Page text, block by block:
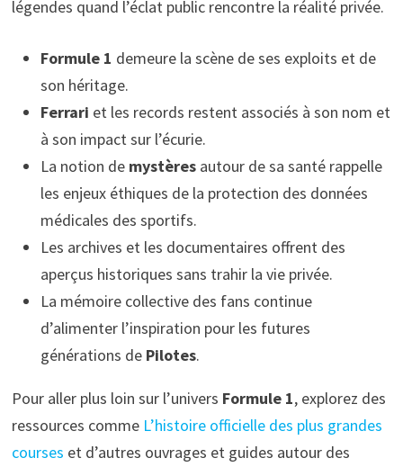
légendes quand l’éclat public rencontre la réalité privée.
Formule 1 demeure la scène de ses exploits et de
son héritage.
Ferrari et les records restent associés à son nom et
à son impact sur l’écurie.
La notion de mystèresautour de sa santé rappelle
les enjeux éthiques de la protection des données
médicales des sportifs.
Les archives et les documentaires offrent des
aperçus historiques sans trahir la vie privée.
La mémoire collective des fans continue
d’alimenter l’inspiration pour les futures
générations de Pilotes.
Pour aller plus loin sur l’univers Formule 1, explorez des
ressources comme L’histoire officielle des plus grandes
courses et d’autres ouvrages et guides autour des